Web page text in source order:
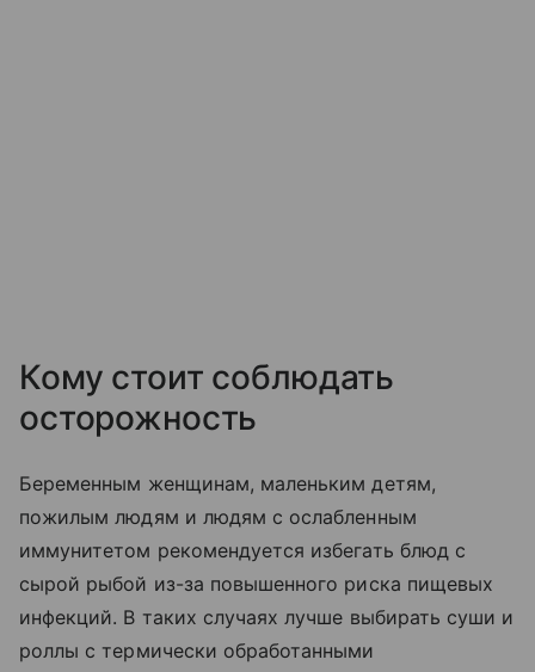
Кому стоит соблюдать
осторожность
Беременным женщинам, маленьким детям,
пожилым людям и людям с ослабленным
иммунитетом рекомендуется избегать блюд с
сырой рыбой из-за повышенного риска пищевых
инфекций. В таких случаях лучше выбирать суши и
роллы с термически обработанными